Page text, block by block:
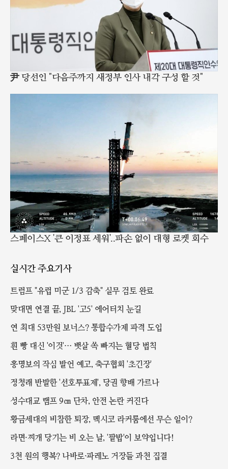
尹 당선인 "다음주까지 새정부 인사 내각 구성 할 것"
스페이스X '큰 이정표 세워'..파손 없이 대형 로켓 회수
실시간 주요기사
트럼프 "유럽 미군 1/3 감축" 실무 검토 완료
맞대면 연결 끝, JBL '고5' 에어터치 눈길
연 최대 53만원 보너스? 통합수가제 파격 도입
흰 빵 대신 '이것'… 뱃살 쏙 빠지는 혈당 법칙
홍명보의 작심 발언 예고, 축구협회 '초긴장'
정청래 반발한 '선호투표제', 당권 향배 가르나
성수대교 램프 9㎝ 단차, 안전 논란 커진다
황금세대의 비참한 퇴장, 멕시코 라커룸에선 무슨 일이?
라면·찌개 당기는 비 오는 날, '팥밥'이 보약입니다!
3천 원의 행복? 나바로·파레노 거장들 과천 집결